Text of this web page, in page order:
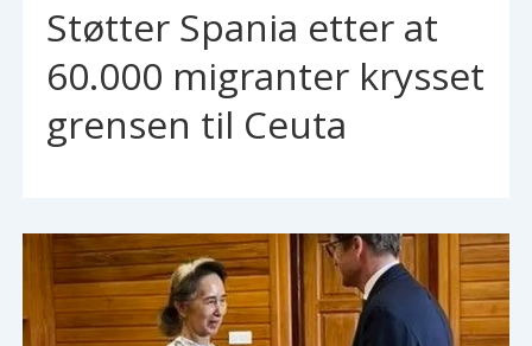
Støtter Spania etter at
60.000 migranter krysset
grensen til Ceuta